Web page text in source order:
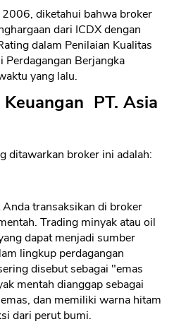
diketahui bahwa broker
dari ICDX dengan
dalam Penilaian Kualitas
Perdagangan Berjangka
yang lalu.
PT. Asia
ditawarkan broker ini adalah:
transaksikan di broker
Trading minyak atau oil
dapat menjadi sumber
lingkup perdagangan
disebut sebagai "emas
mentah dianggap sebagai
dan memiliki warna hitam
dari perut bumi.